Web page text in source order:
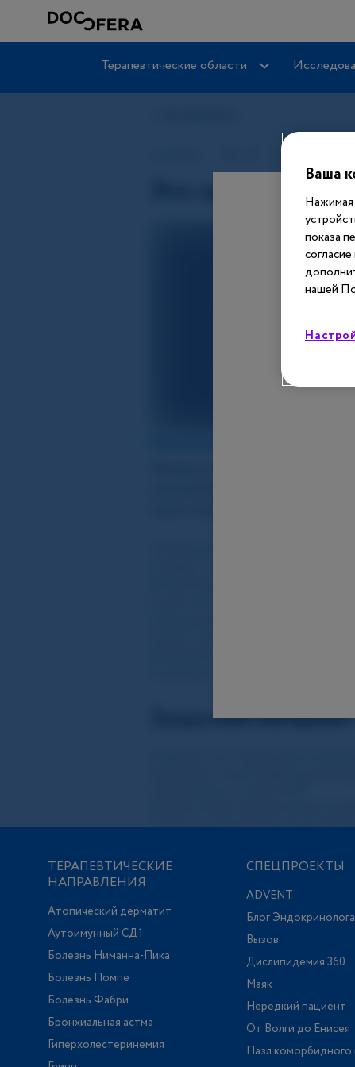
Терапевтические области
ТЕРАПЕВТИЧЕСКИЕ
НАПРАВЛЕНИЯ
Атопический дерматит
Аутоимунный СД1
Болезнь Ниманна-Пика
Болезнь Помпе
Болезнь Фабри
Бронхиальная астма
Гиперхолестеринемия
СПЕЦПРОЕКТЫ
ADVENT
Блог Эндокринолога
Вызов
Дислипидемия 360
Маяк
Нередкий пациент
От Волги до Енисея
Пазл коморбидного
Ваша
Нажимая
показа
нашей